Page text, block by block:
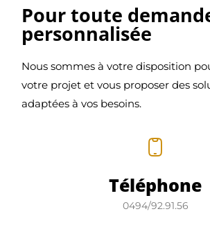
Pour toute
personnalisée
Nous sommes à votre disposition
votre projet et vous proposer des
adaptées à vos besoins.
Téléphone
0494/92.91.56